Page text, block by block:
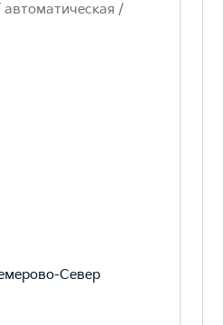
автоматическая /
Север